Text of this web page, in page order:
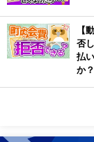
【
否
払
か？